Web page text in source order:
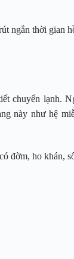
ngắn thời gian
chuyển lạnh.
này như hệ
đờm, ho khán,